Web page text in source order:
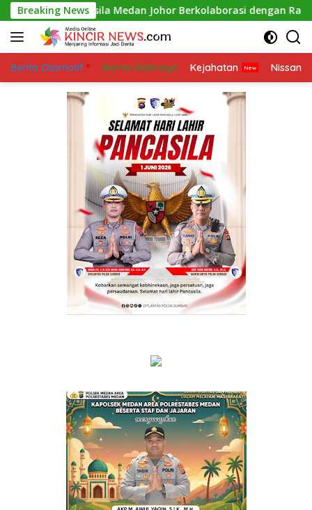
Skip
to
content
Breaking News
Medan Johor Berkolaborasi dengan Ranting Kwala
Berita Otomotif Berita Olahraga Kejahatan Nissan